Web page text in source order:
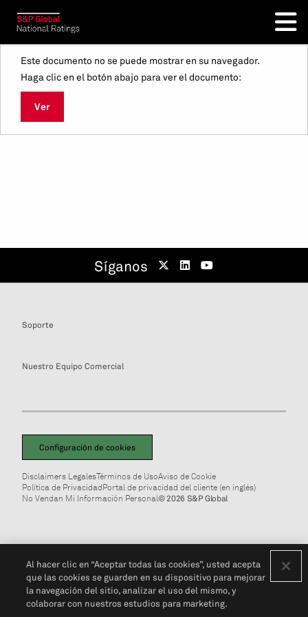
Este documento no se puede mostrar en su navegador.
Haga clic en el botón abajo para ver el documento:
Ver
Síganos
Soporte
Nuestro Equipo Comercial
Configuración de cookies
Disclaimers LegalesTérminos de UsoAviso de Cookie
Política de PrivacidadPortal de privacidad del cliente (en inglés)
No Vendan Mi Información Personal© 2026 S&P Global
Al hacer clic en “Aceptar todas las cookies”, usted acepta
que las cookies se guarden en su dispositivo para mejorar
la navegación del sitio, analizar el uso del mismo, y
colaborar con nuestros estudios para marketing.